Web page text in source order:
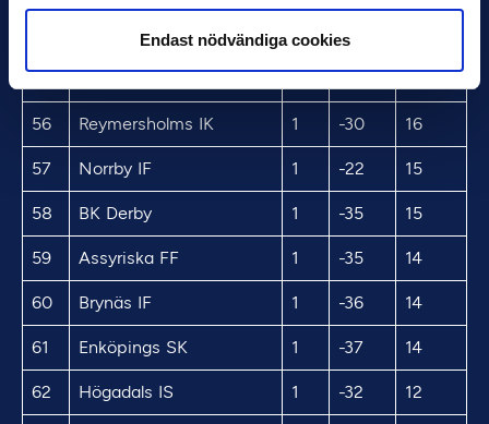
Endast nödvändiga cookies
IFK Luleå 1 -24
55 IF Saab 1 -27 18
56 Reymersholms IK 1 -30 16
57 Norrby IF 1 -22 15
58 BK Derby 1 -35 15
59 Assyriska FF 1 -35 14
60 Brynäs IF 1 -36 14
61 Enköpings SK 1 -37 14
62 Högadals IS 1 -32 12